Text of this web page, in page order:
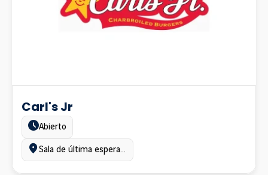
Carl's Jr
Estado:
Abierto
Ubicación: Sala de última espera, Terminal C